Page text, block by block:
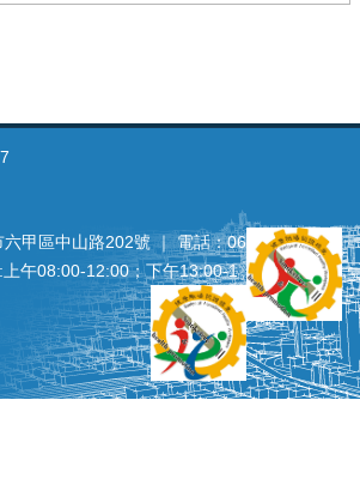
甲區中山路202號 ｜ 電話：06
午08:00‐12:00；下午13:00‐1